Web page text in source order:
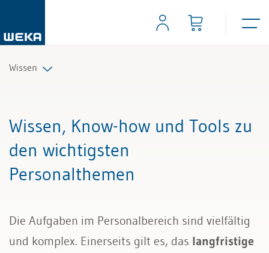
Wissen
Management
Führung & Kompetenzen
Recht
Wissen, Know-how und Tools zu
den wichtigsten
Personalthemen
Die Aufgaben im Personalbereich sind vielfältig
und komplex. Einerseits gilt es, das langfristige